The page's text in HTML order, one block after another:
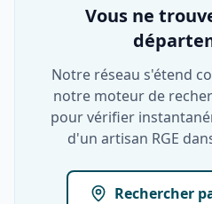
Vous ne
Notre réseau s'étend
notre moteur de
pour vérifier
d'un artisan RGE
Rechercher